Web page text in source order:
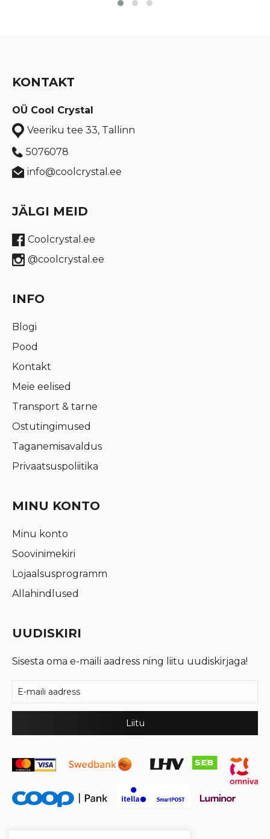
KONTAKT
OÜ Cool Crystal
Veeriku tee 33, Tallinn
5076078
info@coolcrystal.ee
JÄLGI MEID
Coolcrystal.ee
@coolcrystal.ee
INFO
Blogi
Pood
Kontakt
Meie eelised
Transport & tarne
Ostutingimused
Taganemisavaldus
Privaatsuspoliitika
MINU KONTO
Minu konto
Soovinimekiri
Lojaalsusprogramm
Allahindlused
UUDISKIRI
Sisesta oma e-maili aadress ning liitu uudiskirjaga!